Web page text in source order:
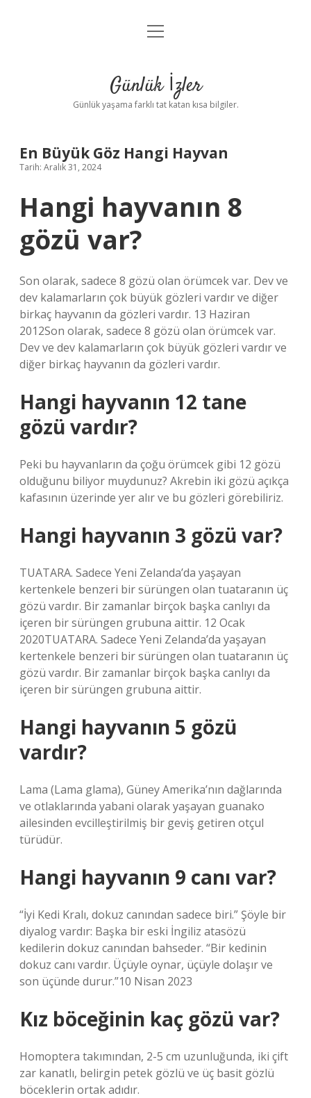
Anasayfa
Yasal Uyarı
menüyü
Günlük İzler
Günlük yaşama farklı tat katan kısa bilgiler.
En Büyük Göz Hangi Hayvan
Tarih: Aralık 31, 2024
Hangi hayvanın 8
gözü var?
Son olarak, sadece 8 gözü olan örümcek var. Dev ve
dev kalamarların çok büyük gözleri vardır ve diğer
birkaç hayvanın da gözleri vardır. 13 Haziran
2012Son olarak, sadece 8 gözü olan örümcek var.
Dev ve dev kalamarların çok büyük gözleri vardır ve
diğer birkaç hayvanın da gözleri vardır.
Hangi hayvanın 12 tane
gözü vardır?
Peki bu hayvanların da çoğu örümcek gibi 12 gözü
olduğunu biliyor muydunuz? Akrebin iki gözü açıkça
kafasının üzerinde yer alır ve bu gözleri görebiliriz.
Hangi hayvanın 3 gözü var?
TUATARA. Sadece Yeni Zelanda’da yaşayan
kertenkele benzeri bir sürüngen olan tuataranın üç
gözü vardır. Bir zamanlar birçok başka canlıyı da
içeren bir sürüngen grubuna aittir. 12 Ocak
2020TUATARA. Sadece Yeni Zelanda’da yaşayan
kertenkele benzeri bir sürüngen olan tuataranın üç
gözü vardır. Bir zamanlar birçok başka canlıyı da
içeren bir sürüngen grubuna aittir.
Hangi hayvanın 5 gözü
vardır?
Lama (Lama glama), Güney Amerika’nın dağlarında
ve otlaklarında yabani olarak yaşayan guanako
ailesinden evcilleştirilmiş bir geviş getiren otçul
türüdür.
Hangi hayvanın 9 canı var?
“İyi Kedi Kralı, dokuz canından sadece biri.” Şöyle bir
diyalog vardır: Başka bir eski İngiliz atasözü
kedilerin dokuz canından bahseder. “Bir kedinin
dokuz canı vardır. Üçüyle oynar, üçüyle dolaşır ve
son üçünde durur.”10 Nisan 2023
Kız böceğinin kaç gözü var?
Homoptera takımından, 2-5 cm uzunluğunda, iki çift
zar kanatlı, belirgin petek gözlü ve üç basit gözlü
böceklerin ortak adıdır.